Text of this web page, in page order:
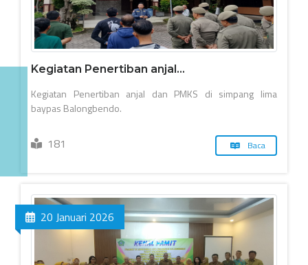
Kegiatan Penertiban anjal...
Kegiatan Penertiban anjal dan PMKS di simpang lima
baypas Balongbendo.
181 Baca
20 Januari 2026